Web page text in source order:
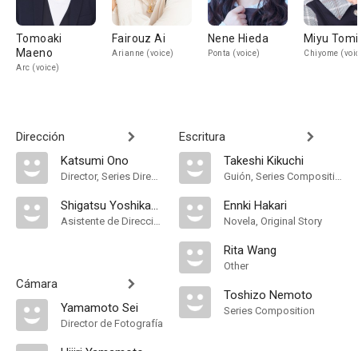
Tomoaki
Maeno
Arc (voice)
Fairouz Ai
Arianne (voice)
Nene Hieda
Ponta (voice)
Miyu
Chiyome
Dirección
Katsumi Ono
Director, Series Director
Shigatsu Yoshikawa
Asistente de Dirección
Cámara
Yamamoto Sei
Director de Fotografía
Escritura
Takeshi Kikuchi
Guión, Series Composition
Ennki Hakari
Novela, Original Story
Rita Wang
Other
Toshizo Nemoto
Series Composition